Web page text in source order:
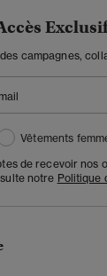
Exclusif
campagnes,
Vêtements
de recevoir nos
notre Politique